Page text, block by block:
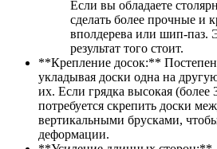
Если вы обладаете
сделать более прочные и
вполдерева или шип-паз.
результат того стоит.
**Крепление досок:**
укладывая доски одна на
их. Если грядка высокая (более
потребуется скрепить доски
вертикальными брусками,
деформации.